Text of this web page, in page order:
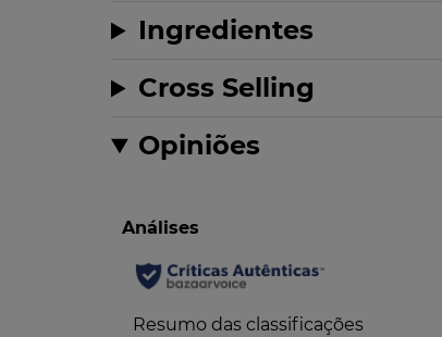
Ingredientes
Cross Selling
Opiniões